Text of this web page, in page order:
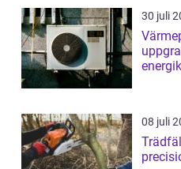
30 juli
08 juli